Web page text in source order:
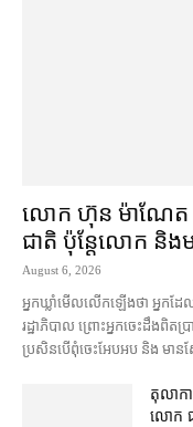
លោក ហ៊ុន ម៉ាណែត ជំ
ជាតិ ប៉ុន្តែ​លោក និង​ម
August 6, 2026
អ្នកឃ្លាំមើល​លើកឡើង​ថា អ្នក​ដ
រដ្ឋាភិបាល ព្រោះ​អ្នកចេះដឹង​ពិ
ប្រសិនបើ​ពុំ​ចេះ​អែបអប និង មា
តុលាក
លោក ជ